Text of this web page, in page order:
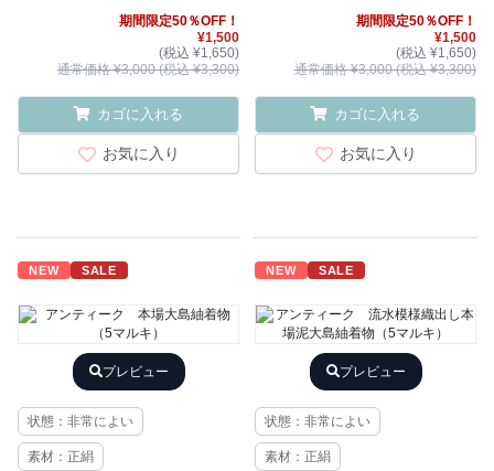
期間限定50％OFF！
¥1,500
(税込 ¥1,650)
通常価格 ¥3,000 (税込 ¥3,300)
カゴに入れる
お気に入り
期間限定50％OFF！
¥1,500
(税込 ¥1,650)
通常価格 ¥3,000 (税込 ¥3,300)
カゴに入れる
お気に入り
NEW SALE
プレビュー
状態：非常によい
素材：正絹
NEW SALE
プレビュー
状態：非常によい
素材：正絹